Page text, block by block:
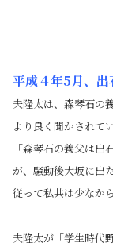
平成４年5月、
夫隆太は、森琴石の
より良く聞かされて
「森琴石の養父は
が、騒動後大坂に出
従って私共は少なか
夫隆太が「学生時代